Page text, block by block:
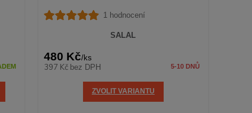
1 hodnocení
SALAL
480 Kč/ks
397 Kč bez DPH 5-10 DNŮ
ZVOLIT VARIANTU